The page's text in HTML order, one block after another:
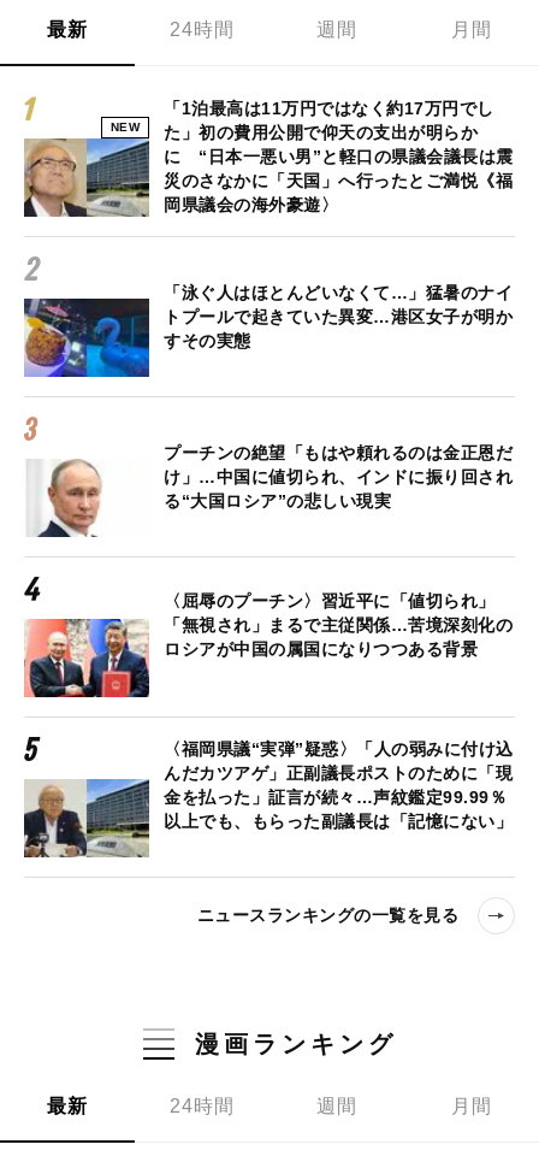
最新 24時間 週間 月間
NEW
「1泊最高は11万円ではなく約17万円でし
た」初の費用公開で仰天の支出が明らか
に “日本一悪い男”と軽口の県議会議長は震
災のさなかに「天国」へ行ったとご満悦《福
岡県議会の海外豪遊〉
「泳ぐ人はほとんどいなくて…」猛暑のナイ
トプールで起きていた異変…港区女子が明か
すその実態
プーチンの絶望「もはや頼れるのは金正恩だ
け」…中国に値切られ、インドに振り回され
る“大国ロシア”の悲しい現実
〈屈辱のプーチン〉習近平に「値切られ」
「無視され」まるで主従関係…苦境深刻化の
ロシアが中国の属国になりつつある背景
〈福岡県議“実弾”疑惑〉「人の弱みに付け込
んだカツアゲ」正副議長ポストのために「現
金を払った」証言が続々…声紋鑑定99.99％
以上でも、もらった副議長は「記憶にない」
ニュースランキングの一覧を見る
漫画ランキング
最新 24時間 週間 月間